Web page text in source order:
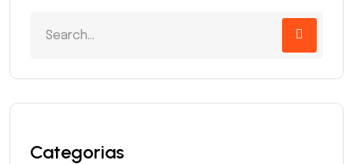
Categorias